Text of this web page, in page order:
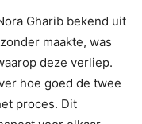
Gharib bekend uit
maakte, was
deze verliep.
hoe goed de twee
proces. Dit